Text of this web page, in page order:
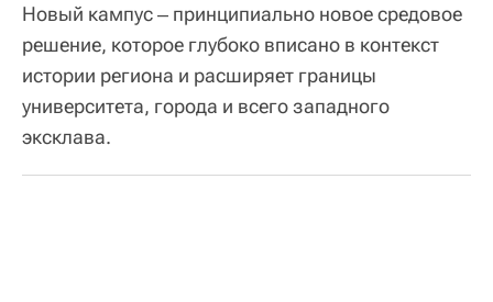
Новый кампус ‒ принципиально новое средовое
решение, которое глубоко вписано в контекст
истории региона и расширяет границы
университета, города и всего западного
эксклава.